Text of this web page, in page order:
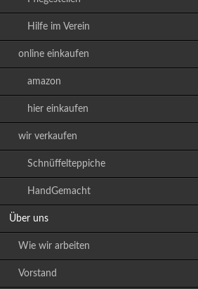
Hilfe im Verein
online einkaufen
amazon
hier einkaufen
wir verkaufen
Schnüffelteppiche
HandGemacht
Über uns
Wie wir arbeiten
Vorstand